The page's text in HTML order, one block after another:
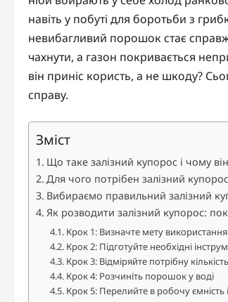
навіть у побуті для боротьби з
невибагливий порошок стає
чахнути, а газон покривається
він приніс користь, а не шкоду?
справу.
Зміст
Що таке залізний купорос і чому
Для чого потрібен залізний
Вибираємо правильний залізний
Як розводити залізний купорос:
Крок 1: Визначте мету використання
Крок 2: Підготуйте необхідні
Крок 3: Відміряйте потрібну
Крок 4: Розчиніть порошок у воді
Крок 5: Перелийте в робочу ємність